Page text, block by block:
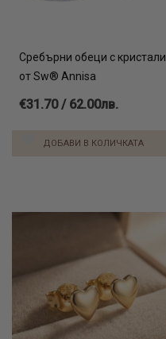
Сребърни обеци с кристали
от Sw® Annisa
€31.70 / 62.00лв.
ДОБАВИ В КОЛИЧКАТА